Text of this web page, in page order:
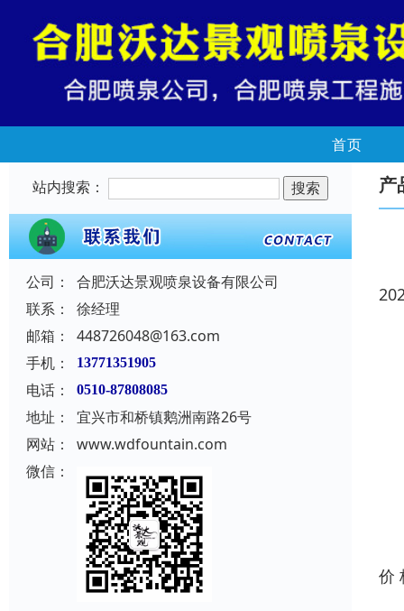
首页
站内搜索：
公司：
合肥沃达景观喷泉设备有限公司
联系：
徐经理
邮箱：
448726048@163.com
手机：
13771351905
电话： 0510-87808085
地址：
宜兴市和桥镇鹅洲南路26号
网站：
www.wdfountain.com
微信：
产
价